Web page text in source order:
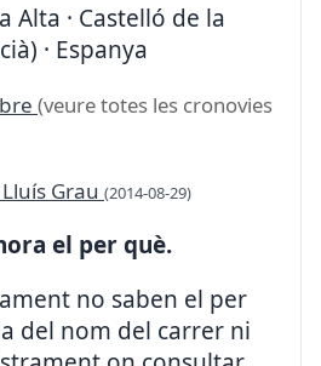
Alta · Castelló de la
· Espanya
(veure totes les cronovies
Grau (2014-08-29)
el per què.
no saben el per
del nom del carrer ni